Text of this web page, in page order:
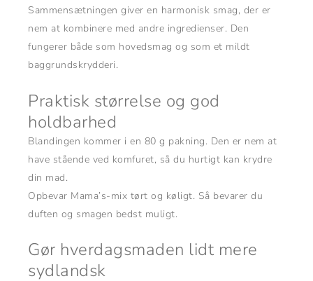
Sammensætningen giver en harmonisk smag, der er
nem at kombinere med andre ingredienser. Den
fungerer både som hovedsmag og som et mildt
baggrundskrydderi.
Praktisk størrelse og god
holdbarhed
Blandingen kommer i en 80 g pakning. Den er nem at
have stående ved komfuret, så du hurtigt kan krydre
din mad.
Opbevar Mama’s-mix tørt og køligt. Så bevarer du
duften og smagen bedst muligt.
Gør hverdagsmaden lidt mere
sydlandsk